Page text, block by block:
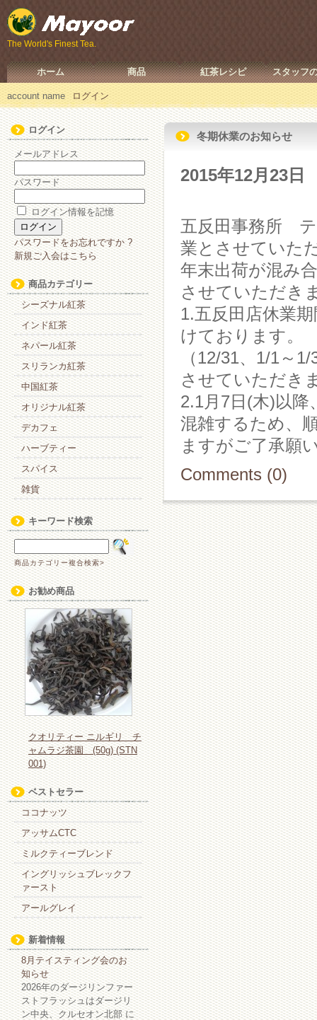
The World's Finest Tea.
ホーム 商品 紅茶レシピ スタッフ
account name ログイン
ログイン
メールアドレス
パスワード
ログイン情報を記憶
パスワードをお忘れですか ?
新規ご入会はこちら
商品カテゴリー
シーズナル紅茶
インド紅茶
ネパール紅茶
スリランカ紅茶
中国紅茶
オリジナル紅茶
デカフェ
ハーブティー
スパイス
雑貨
キーワード検索
商品カテゴリー複合検索>
お勧め商品
クオリティー ニルギリ チ
ャムラジ茶園 (50g) (STN
001)
ベストセラー
ココナッツ
アッサムCTC
ミルクティーブレンド
イングリッシュブレックフ
ァースト
アールグレイ
新着情報
8月テイスティング会のお
知らせ
2026年のダージリンファー
ストフラッシュはダージリ
ン中央、クルセオン北部 に
冬期休業のお知らせ
2015年12月23日
五反田事務所
業とさせていた
年末出荷が混み
させていただき
1.五反田店休業
けております。
（12/31、1/1～
させていただき
2.1月7日(木)以
混雑するため、
ますがご了承願
Comments (0)